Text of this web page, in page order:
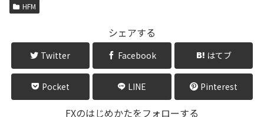
HFM
シェアする
Twitter Facebook はてブ
Pocket LINE Pinterest
FXのはじめかたをフォローする